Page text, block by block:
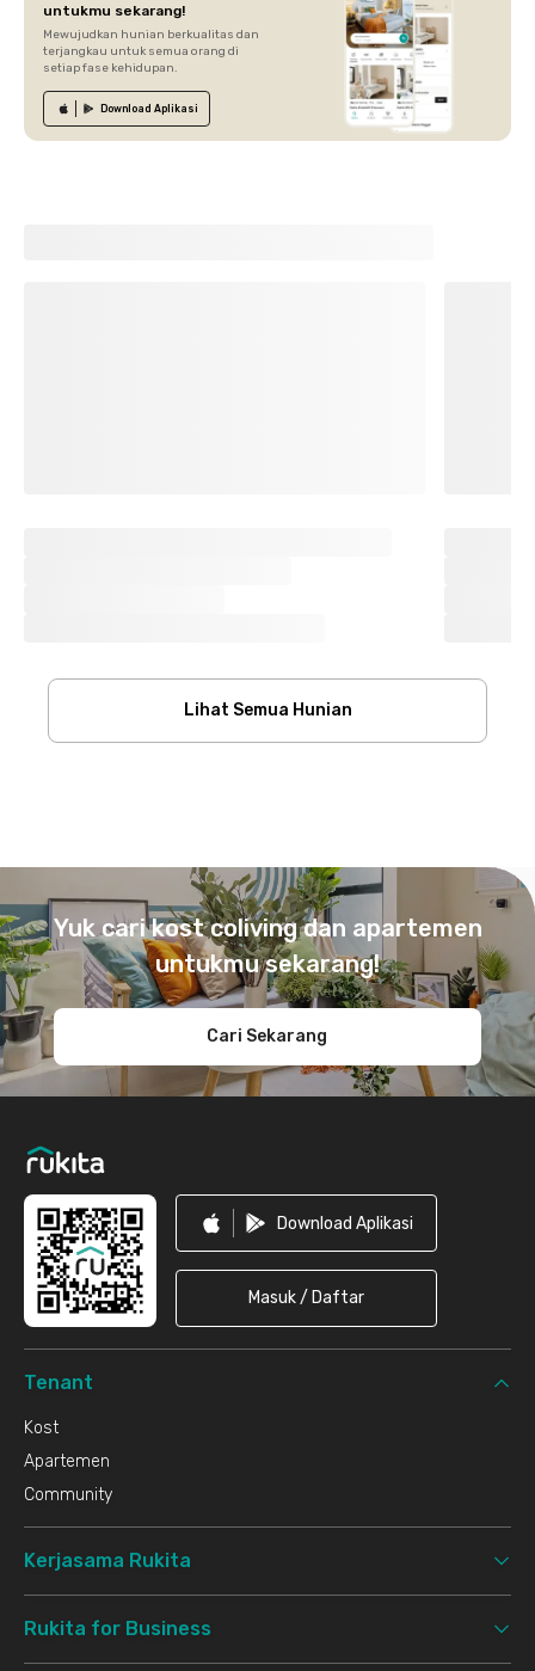
untukmu sekarang!
Mewujudkan hunian berkualitas dan
terjangkau untuk semua orang di
setiap fase kehidupan.
Download Aplikasi
Lihat Semua Hunian
Yuk cari kost coliving dan apartemen
untukmu sekarang!
Cari Sekarang
Download Aplikasi
Masuk / Daftar
Tenant
Kost
Apartemen
Community
Kerjasama Rukita
Rukita for Business